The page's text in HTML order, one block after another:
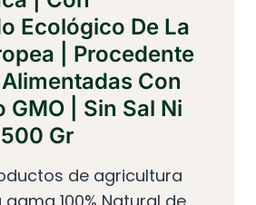
Ecológico De La
| Procedente
Con
GMO | Sin Sal Ni
Gr
de agricultura